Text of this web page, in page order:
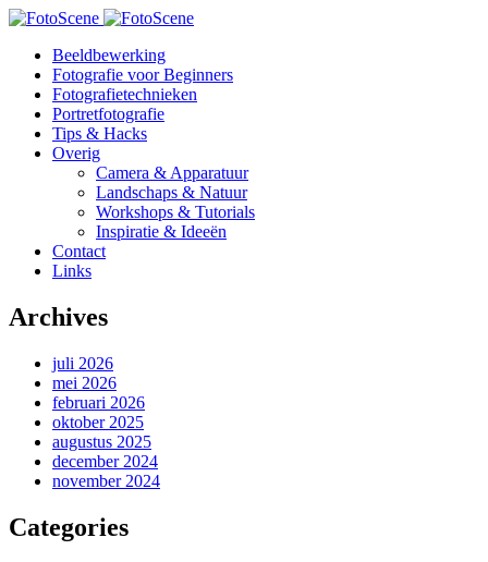
Beeldbewerking
Fotografie voor Beginners
Fotografietechnieken
Portretfotografie
Tips & Hacks
Overig
Camera & Apparatuur
Landschaps & Natuur
Workshops & Tutorials
Inspiratie & Ideeën
Contact
Links
Archives
juli 2026
mei 2026
februari 2026
oktober 2025
augustus 2025
december 2024
november 2024
Categories